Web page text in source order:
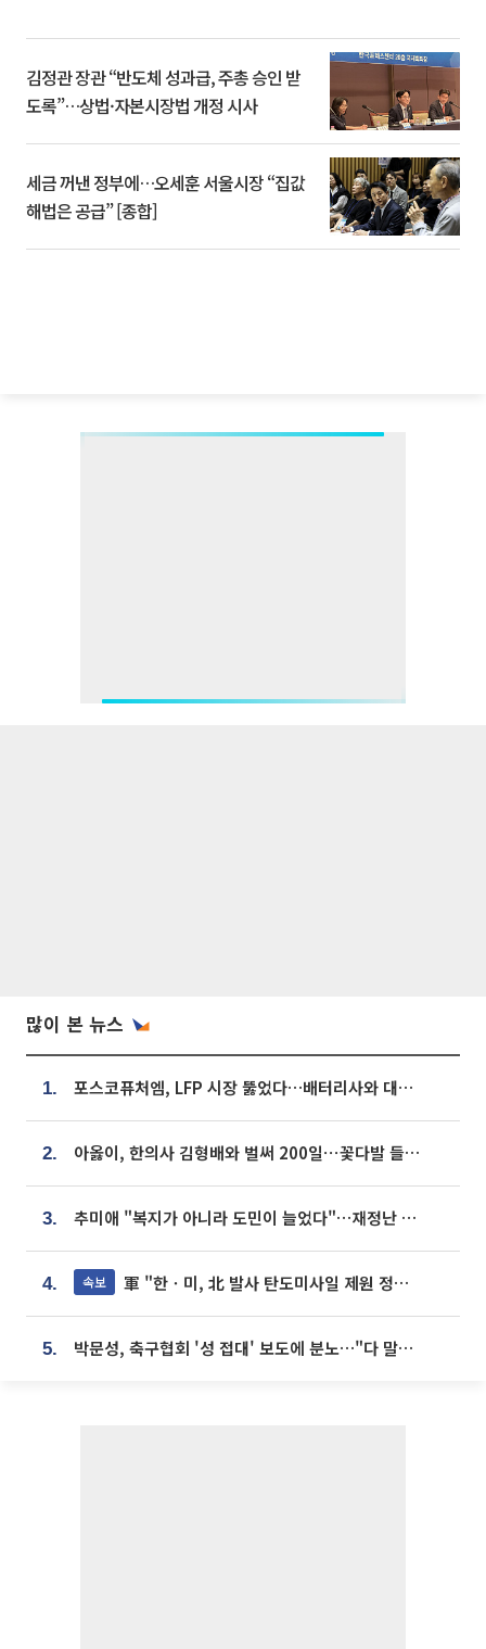
김정관 장관 “반도체 성과급, 주총 승인 받
도록”…상법·자본시장법 개정 시사
세금 꺼낸 정부에…오세훈 서울시장 “집값
해법은 공급” [종합]
많이 본 뉴스
1. 포스코퓨처엠, LFP 시장 뚫었다…배터리사와 대규모 장기 공급 합의
2. 아옳이, 한의사 김형배와 벌써 200일⋯꽃다발 들고 "프러포즈 아냐"
3. 추미애 "복지가 아니라 도민이 늘었다"…재정난 책임론 정면돌파
4. 속보 軍 "한ㆍ미, 北 발사 탄도미사일 제원 정밀분석 중"
5. 박문성, 축구협회 '성 접대' 보도에 분노…"다 말아먹으려고 작정했나"